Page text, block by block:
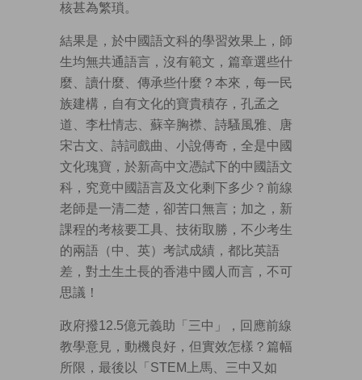
核甚為繁瑣。
結果是，於中國語文科的學習效果上，師
生均無共通語言，沒有範文，篇章選些什
麼、讀什麼、傳承些什麼？本來，每一民
族建構，自有文化的寶貴積存，孔孟之
道、李杜情志、蘇辛胸襟、詩騷風雅、唐
宋古文、詩詞戲曲、小說傳奇，全是中國
文化瑰寶，於新高中文憑試下的中國語文
科，究竟中國語言及文化剩下多少？前線
老師是一清二楚，卻苦口無言；加之，新
課程的考核要工具、技術取勝，不少考生
的兩語（中、英）考試成績，都比英語
差，對土生土長的香港中國人而言，不可
思議！
政府撥12.5億元義助「三中」，回應前線
教學意見，動機良好，但實效怎樣？篇幅
所限，最後以「STEM上馬、三中又如